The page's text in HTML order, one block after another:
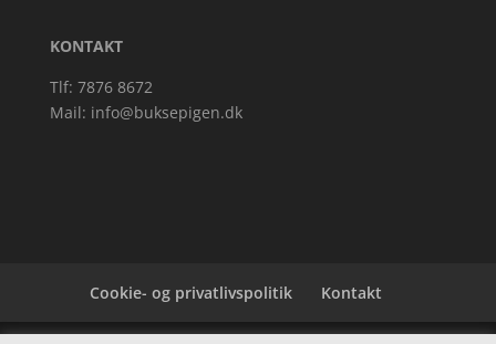
KONTAKT
Tlf: 7876 8672
Mail: info@buksepigen.dk
Cookie- og privatlivspolitik Kontakt